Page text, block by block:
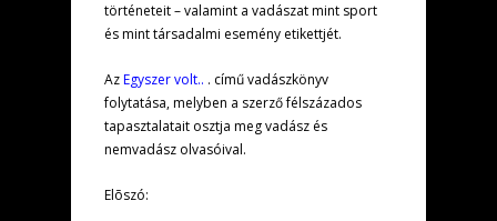
történeteit – valamint a vadászat mint sport
és mint társadalmi esemény etikettjét.
AzEgyszer volt.. . című vadászkönyv
folytatása, melyben a szerző félszázados
tapasztalatait osztja meg vadász és
nemvadász olvasóival.
Elõszó: